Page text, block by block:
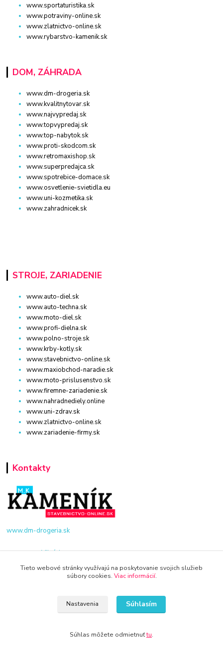
www.sportaturistika.sk
www.potraviny-online.sk
www.zlatnictvo-online.sk
www.rybarstvo-kamenik.sk
DOM, ZÁHRADA
www.dm-drogeria.sk
www.kvalitnytovar.sk
www.najvypredaj.sk
www.topvypredaj.sk
www.top-nabytok.sk
www.proti-skodcom.sk
www.retromaxishop.sk
www.superpredajca.sk
www.spotrebice-domace.sk
www.osvetlenie-svietidla.eu
www.uni-kozmetika.sk
www.zahradnicek.sk
STROJE, ZARIADENIE
www.auto-diel.sk
www.auto-techna.sk
www.moto-diel.sk
www.profi-dielna.sk
www.polno-stroje.sk
www.krby-kotly.sk
www.stavebnictvo-online.sk
www.maxiobchod-naradie.sk
www.moto-prislusenstvo.sk
www.firemne-zariadenie.sk
www.nahradnediely.online
www.uni-zdrav.sk
www.zlatnictvo-online.sk
www.zariadenie-firmy.sk
Kontakty
www.dm-drogeria.sk
Viktória
+421 940 949 000
Tieto webové stránky využívajú na poskytovanie svojich služieb
súbory cookies. Viac informácií.
Nastavenia Súhlasím
Súhlas môžete odmietnuťtu.